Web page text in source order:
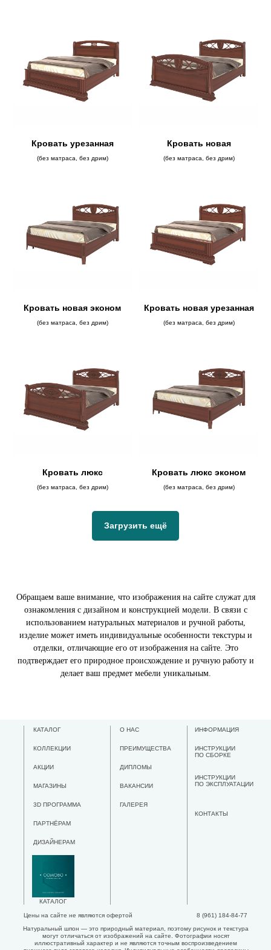
Кровать урезанная
(без матраса, без дрим)
Кровать новая
(без матраса, без дрим)
Кровать новая эконом
(без матраса, без дрим)
Кровать новая урезанная
(без матраса, без дрим)
Кровать люкс
(без матраса, без дрим)
Кровать люкс эконом
(без матраса, без дрим)
Загрузить ещё
Обращаем ваше внимание, что изображения на сайте служат для
ознакомления с дизайном и конструкцией модели. В связи с
использованием натуральных материалов и ручной работы,
изделие может иметь индивидуальные особенности текстуры и
отделки, отличающие его от изображения на сайте. Это
подтверждает его природное происхождение и ручную работу и
делает ваш предмет мебели уникальным.
КАТАЛОГ
Цены на сайте не являются офертой 8 (961) 184-84-77
КАТАЛОГ
КОЛЛЕКЦИИ
АКЦИИ
МАГАЗИНЫ
3D ПРОГРАММА
ПАРТНЁРАМ
ДИЗАЙНЕРАМ
ПРЕИМУЩЕСТВА
ДИПЛОМЫ
ВАКАНСИИ
ГАЛЕРЕЯ
ИНФОРМАЦИЯ
КОНТАКТЫ
ИНСТРУКЦИИ
ПО ЭКСПЛУАТАЦИИ
ИНСТРУКЦИИ
ПО СБОРКЕ
О НАС
Натуральный шпон — это природный материал, поэтому рисунок и текстура
могут отличаться от изображений на сайте. Фотографии носят
иллюстративный характер и не являются точным воспроизведением